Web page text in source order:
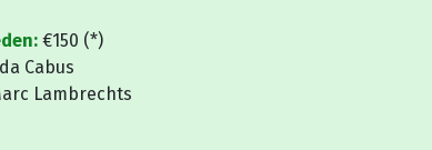
€150 (*)
Cabus
Lambrechts